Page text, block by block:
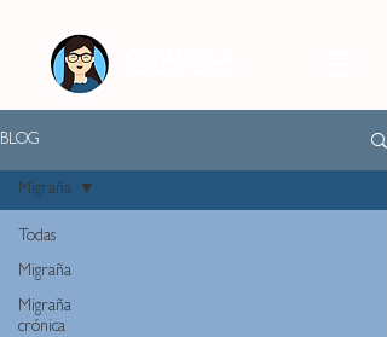
BLOG
Todas
Migraña
Migraña
crónica
Migraña